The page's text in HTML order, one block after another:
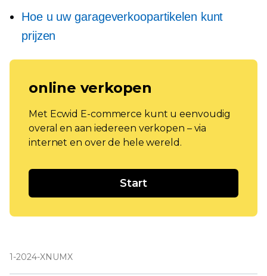
Hoe u uw garageverkoopartikelen kunt
prijzen
online verkopen
Met Ecwid E-commerce kunt u eenvoudig
overal en aan iedereen verkopen – via
internet en over de hele wereld.
Start
1-2024-XNUMX